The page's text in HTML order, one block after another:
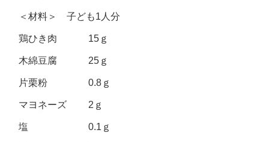
＜材料＞ 子ども1人分
鶏ひき肉 15ｇ
木綿豆腐 25ｇ
片栗粉 0.8ｇ
マヨネーズ 2ｇ
塩 0.1ｇ